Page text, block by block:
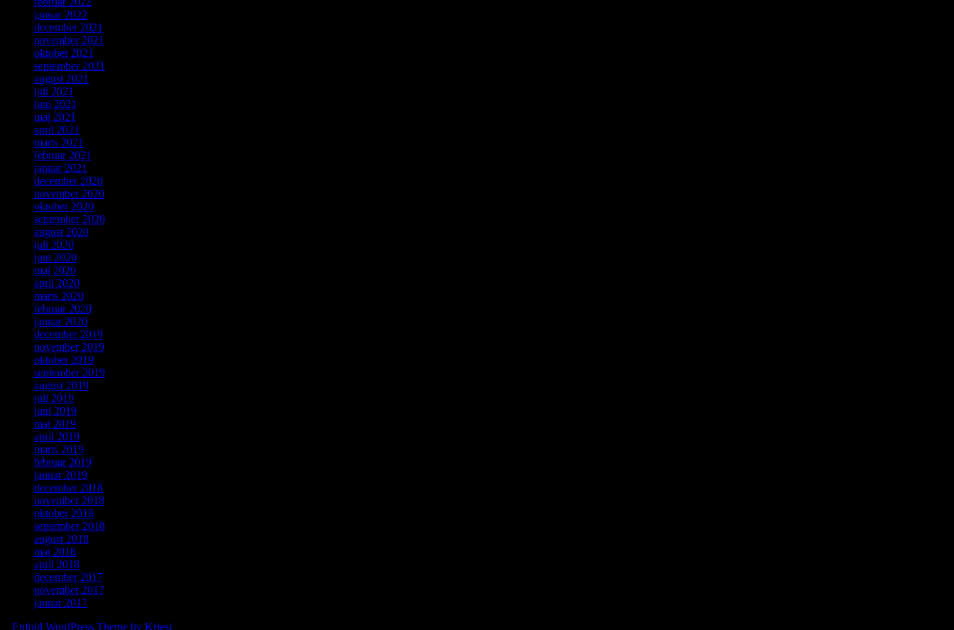
januar 2022
december 2021
november 2021
oktober 2021
september 2021
august 2021
juli 2021
juni 2021
maj 2021
april 2021
marts 2021
februar 2021
januar 2021
december 2020
november 2020
oktober 2020
september 2020
august 2020
juli 2020
juni 2020
maj 2020
april 2020
marts 2020
februar 2020
januar 2020
december 2019
november 2019
oktober 2019
september 2019
august 2019
juli 2019
juni 2019
maj 2019
april 2019
marts 2019
februar 2019
januar 2019
december 2018
november 2018
oktober 2018
september 2018
august 2018
maj 2018
april 2018
december 2017
november 2017
januar 2017
Enfold WordPress Theme by Kriesi